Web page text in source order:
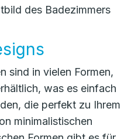
des Badezimmers
sind in vielen Formen,
was es einfach
die perfekt zu Ihrem
minimalistischen